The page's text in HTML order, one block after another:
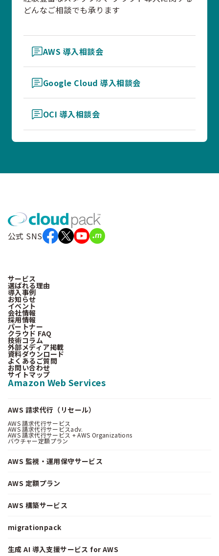
どんなご相談でも承ります
AWS 導入相談会
Google Cloud 導入相談会
OCI 導入相談会
公式 SNS
サービス
選ばれる理由
導入事例
お知らせ
イベント
会社情報
採用情報
パートナー
クラウド FAQ
技術コラム
外部メディア掲載
資料ダウンロード
よくあるご質問
お問い合わせ
サイトマップ
Amazon Web Services
AWS 請求代行（リセール）
AWS 請求代行サービス
AWS 請求代行サービスadv.
AWS 請求代行サービス + AWS Organizations
バウチャー定額プラン
AWS 監視・運用保守サービス
AWS 定額プラン
AWS 構築サービス
migrationpack
生成 AI 導入支援サービス for AWS